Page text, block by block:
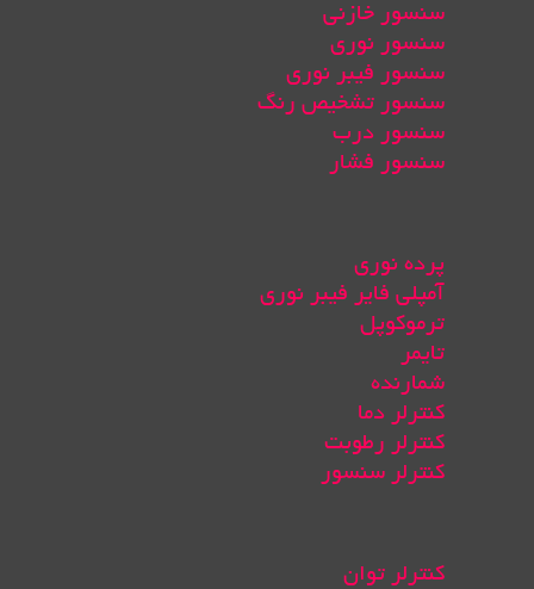
سنسور خازنی
سنسور نوری
سنسور فیبر نوری
سنسور تشخیص رنگ
سنسور درب
سنسور فشار
پرده نوری
آمپلی فایر فیبر نوری
ترموکوپل
تایمر
شمارنده
کنترلر دما
کنترلر رطوبت
کنترلر سنسور
کنترلر توان